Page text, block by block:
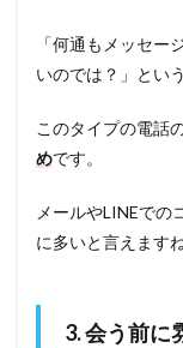
「何通もメッセー
いのでは？」とい
このタイプの電話
めです。
メールやLINEでの
に多いと言えますね
3. 会う前に